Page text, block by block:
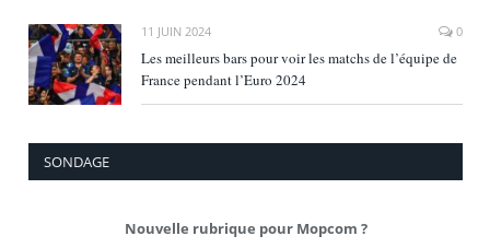
11 JUIN 2024 0
Les meilleurs bars pour voir les matchs de l’équipe de
France pendant l’Euro 2024
SONDAGE
Nouvelle rubrique pour Mopcom ?